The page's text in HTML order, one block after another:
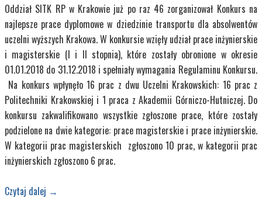
Oddział SITK RP w Krakowie już po raz 46 zorganizował Konkurs na
najlepsze prace dyplomowe w dziedzinie transportu dla absolwentów
uczelni wyższych Krakowa. W konkursie wzięły udział prace inżynierskie
i magisterskie (I i II stopnia), które zostały obronione w okresie
01.01.2018 do 31.12.2018 i spełniały wymagania Regulaminu Konkursu.
Na konkurs wpłynęło 16 prac z dwu Uczelni Krakowskich: 16 prac z
Politechniki Krakowskiej i 1 praca z Akademii Górniczo-Hutniczej. Do
konkursu zakwalifikowano wszystkie zgłoszone prace, które zostały
podzielone na dwie kategorie: prace magisterskie i prace inżynierskie.
W kategorii prac magisterskich zgłoszono 10 prac, w kategorii prac
inżynierskich zgłoszono 6 prac.
Czytaj dalej →